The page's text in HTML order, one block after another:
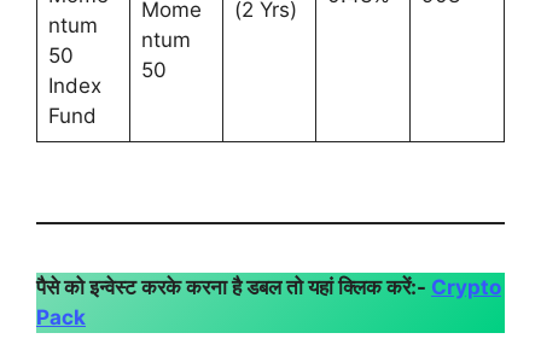
ntum
50
Index
Fund
Mome
ntum
50
(2 Yrs)
पैसे को इन्वेस्ट करके करना है डबल तो यहां क्लिक करें:- Crypto
Pack